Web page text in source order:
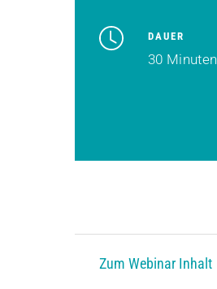
DAUER
30 Minuten
Zum Webinar Inhalt